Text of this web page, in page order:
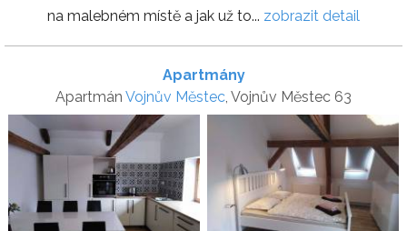
na malebném místě a jak už to... zobrazit detail
Apartmány
Apartmán Vojnův Městec, Vojnův Městec 63